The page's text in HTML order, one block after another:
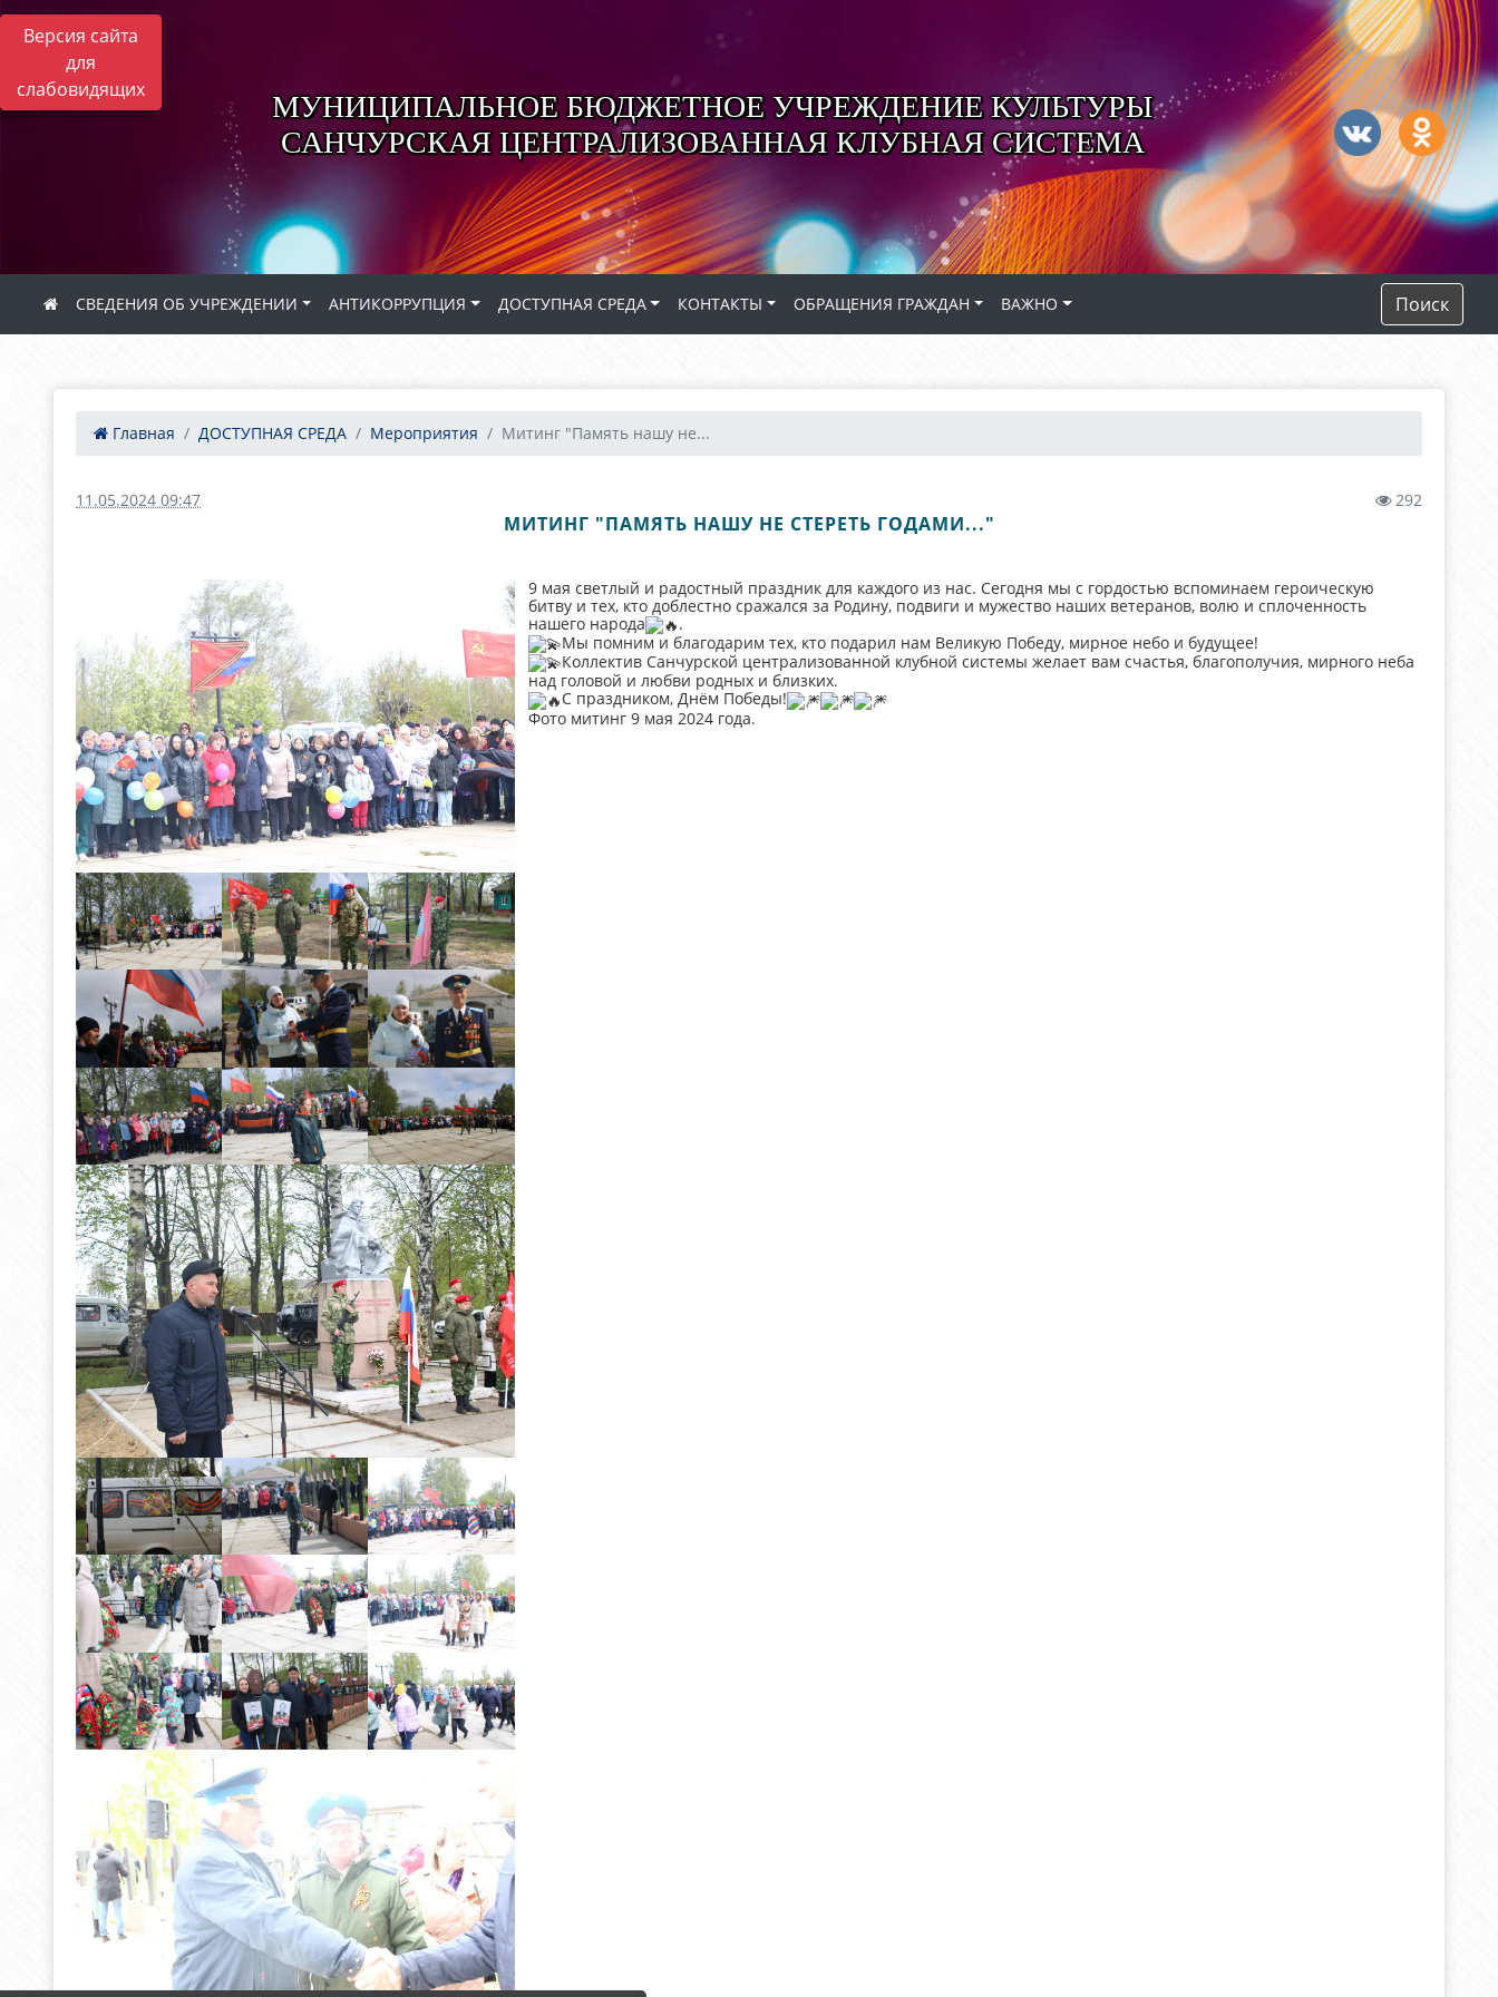
Версия сайта
для
слабовидящих
МУНИЦИПАЛЬНОЕ БЮДЖЕТНОЕ УЧРЕЖДЕНИЕ КУЛЬТУРЫ
САНЧУРСКАЯ ЦЕНТРАЛИЗОВАННАЯ КЛУБНАЯ СИСТЕМА
СВЕДЕНИЯ ОБ УЧРЕЖДЕНИИ АНТИКОРРУПЦИЯ ДОСТУПНАЯ СРЕДА КОНТАКТЫ ОБРАЩЕНИЯ ГРАЖДАН ВАЖНО Поиск
Главная ДОСТУПНАЯ СРЕДА Мероприятия Митинг "Память нашу не...
11.05.2024 09:47 292
МИТИНГ "ПАМЯТЬ НАШУ НЕ СТЕРЕТЬ ГОДАМИ..."
9 мая светлый и радостный праздник для каждого из нас. Сегодня мы с гордостью вспоминаем героическую
битву и тех, кто доблестно сражался за Родину, подвиги и мужество наших ветеранов, волю и сплоченность
нашего народа
.
Мы помним и благодарим тех, кто подарил нам Великую Победу, мирное небо и будущее!
Коллектив Санчурской централизованной клубной системы желает вам счастья, благополучия, мирного неба
над головой и любви родных и близких.
С праздником, Днём Победы!
Фото митинг 9 мая 2024 года.